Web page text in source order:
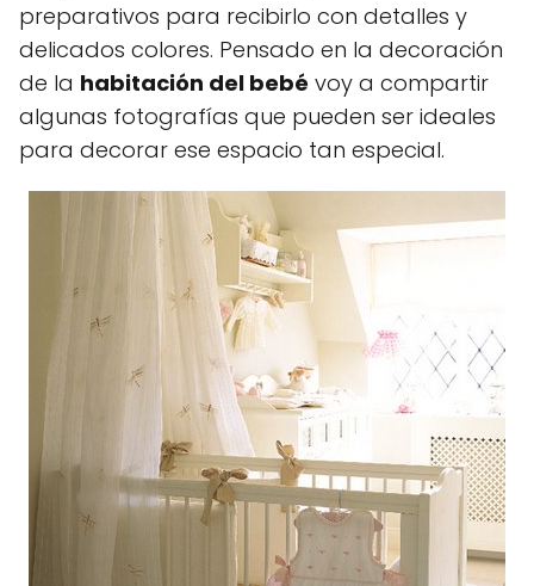
preparativos para recibirlo con detalles y
delicados colores. Pensado en la decoración
de la habitación del bebé voy a compartir
algunas fotografías que pueden ser ideales
para decorar ese espacio tan especial.